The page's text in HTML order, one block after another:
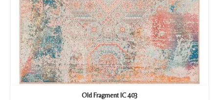
Old Fragment IC 403